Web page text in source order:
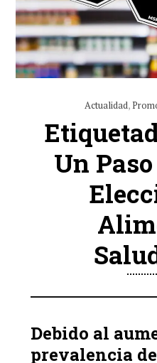
Actualidad,
Un
Debido al
prevalencia